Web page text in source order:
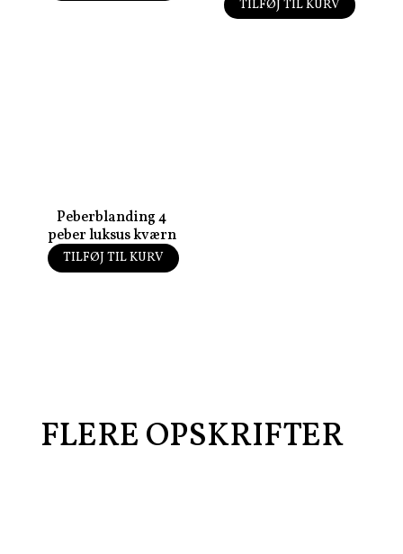
55,00kr.
TILFØJ TIL KURV
Peberblanding 4
peber luksus kværn
55,00kr.
TILFØJ TIL KURV
FLERE OPSKRIFTER